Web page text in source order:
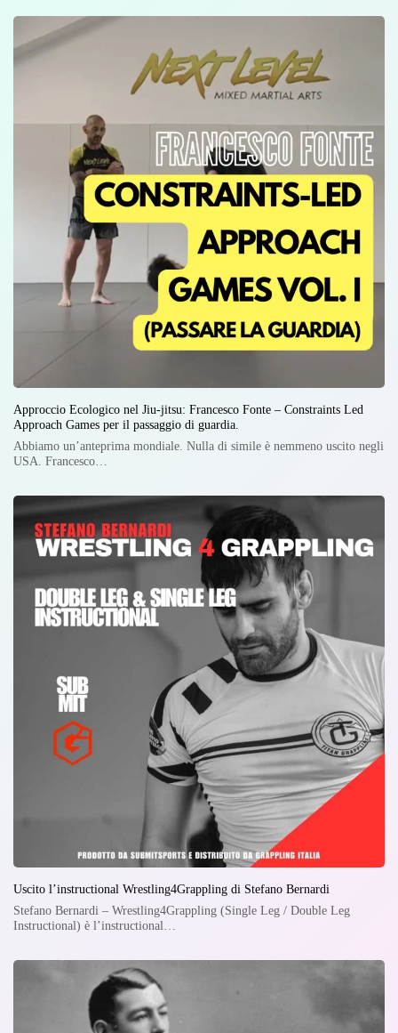
Approccio Ecologico nel Jiu-jitsu: Francesco Fonte – Constraints Led
Approach Games per il passaggio di guardia.
Abbiamo un’anteprima mondiale. Nulla di simile è nemmeno uscito negli
USA. Francesco…
Uscito l’instructional Wrestling4Grappling di Stefano Bernardi
Stefano Bernardi – Wrestling4Grappling (Single Leg / Double Leg
Instructional) è l’instructional…